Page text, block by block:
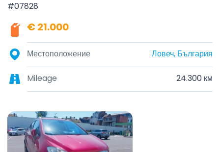
#07828
€ 21.000
Местоположение Ловеч, България
Mileage 24.300 км